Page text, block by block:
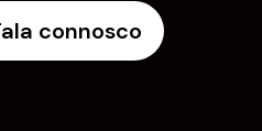
connosco